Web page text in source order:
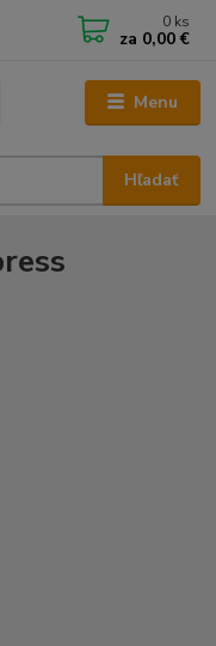
Menu
Hľadať
0 ks
za 0,00 €